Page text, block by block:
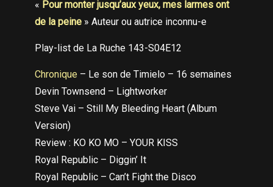
« Pour monter jusqu’aux yeux, mes larmes ont
de la peine » Auteur ou autrice inconnu-e
Play-list de La Ruche 143-S04E12
Chronique – Le son de Timielo – 16 semaines
Devin Townsend – Lightworker
Steve Vai – Still My Bleeding Heart (Album
Version)
Review : KO KO MO – YOUR KISS
Royal Republic – Diggin’ It
Royal Republic – Can’t Fight the Disco